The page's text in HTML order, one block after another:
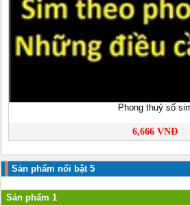
Phong thuỷ số
6,666 VNĐ
Sản phẩm nổi bật 5
Sản phẩm 1